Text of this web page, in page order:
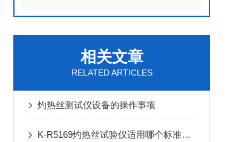
相关文章
RELATED ARTICLES
灼热丝测试仪设备的操作事项
K-R5169灼热丝试验仪适用哪个标准及试验方法和参数